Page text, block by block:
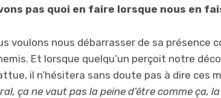
pas quoi en faire lorsque nous en
voulons nous débarrasser de sa présence
Et lorsque quelqu’un perçoit notre
il n’hésitera sans doute pas à dire ces
ça ne vaut pas la peine d’être comme ça,